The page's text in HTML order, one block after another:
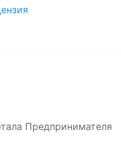
Предпринимателя